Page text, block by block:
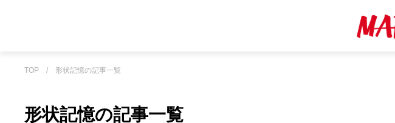
TOP / 形状記憶の記事一覧
形状記憶の記事一覧